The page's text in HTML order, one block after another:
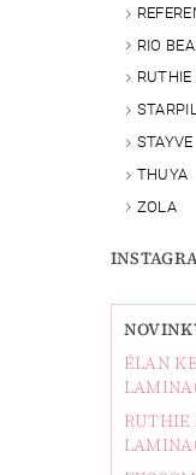
RIO
RUTHIE
STAYVE
THUYA
ZOLA
ÉLAN
RUTHIE